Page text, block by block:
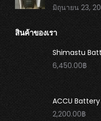
มิถุนายน 23,
สินค้าของเรา
Shimastu
6,450.00฿
ACCU Battery
2,200.00฿